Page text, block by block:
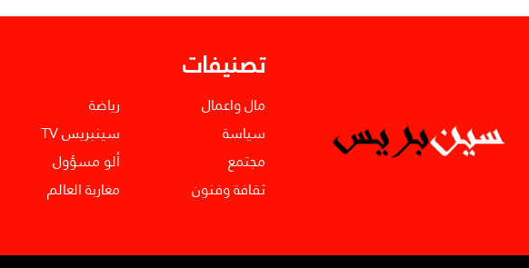
تصنيفات
مال واعمال
سياسة
مجتمع
ثقافة وفنون
رياضة
سينبريس TV
ألو مسؤول
مغاربة العالم